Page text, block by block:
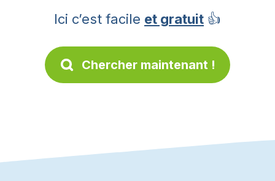
Ici c’est facile et gratuit 👍
Chercher maintenant !